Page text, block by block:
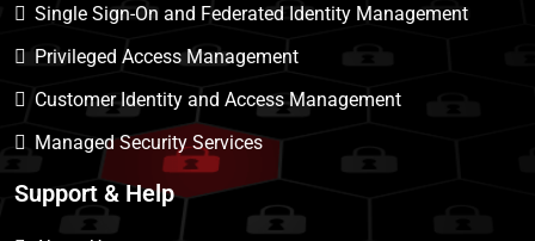
Single Sign-On and Federated Identity Management
Privileged Access Management
Customer Identity and Access Management
Managed Security Services
Support & Help